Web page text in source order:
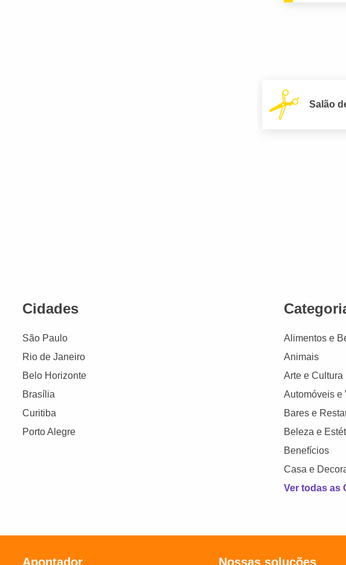
Salão
Cidades
São Paulo
Rio de Janeiro
Belo Horizonte
Brasília
Curitiba
Porto Alegre
Alimentos e
Animais
Arte e Cultura
Automóveis e
Bares e
Beleza e
Benefícios
Casa e
Ver todas as
Apontador Nossas soluções